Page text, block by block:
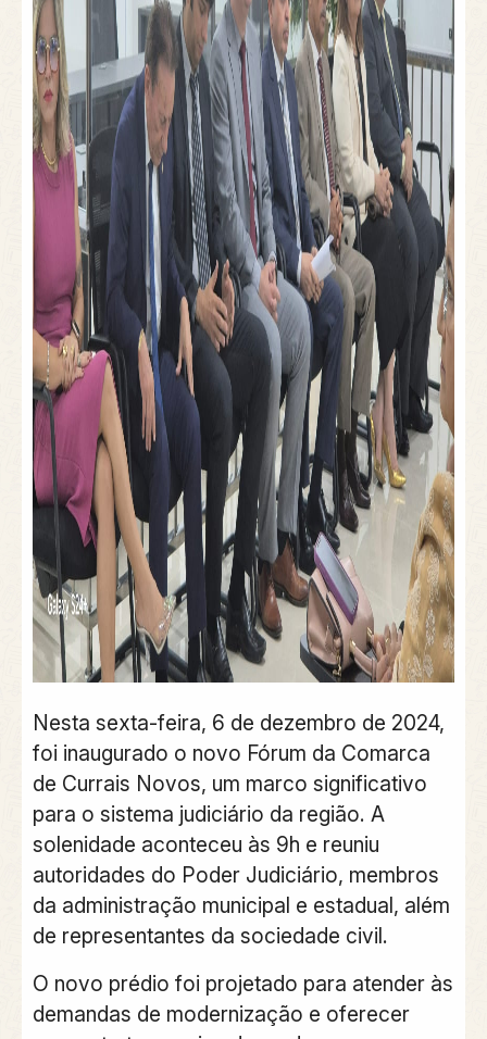
Nesta sexta-feira, 6 de dezembro de 2024,
foi inaugurado o novo Fórum da Comarca
de Currais Novos, um marco significativo
para o sistema judiciário da região. A
solenidade aconteceu às 9h e reuniu
autoridades do Poder Judiciário, membros
da administração municipal e estadual, além
de representantes da sociedade civil.
O novo prédio foi projetado para atender às
demandas de modernização e oferecer